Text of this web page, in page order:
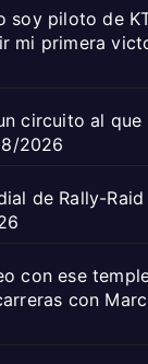
soy piloto de
mi primera
circuito al que
2026
de Rally-Raid
con ese
con Marc